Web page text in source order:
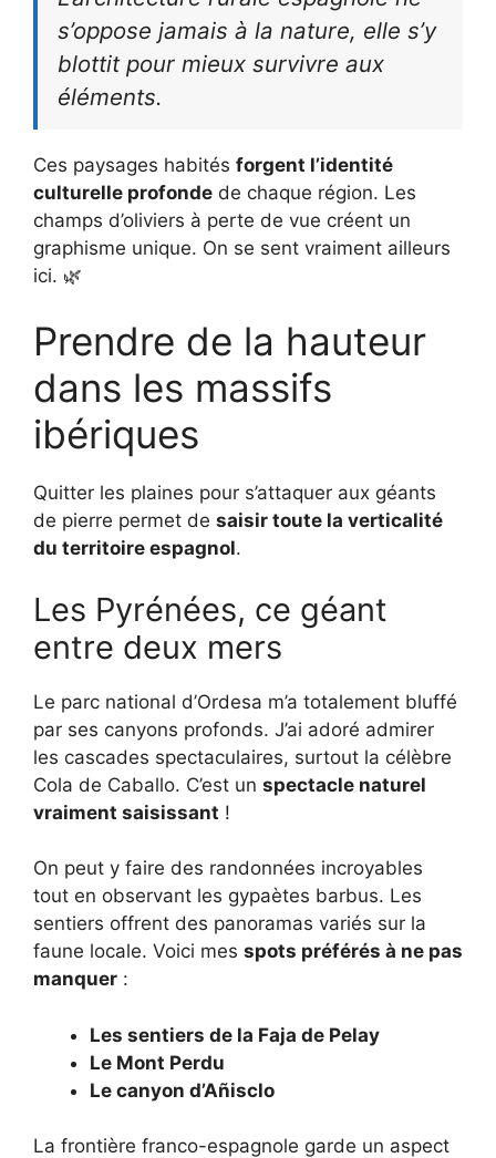
s’oppose jamais à la nature, elle s’y
blottit pour mieux survivre aux
éléments.
Ces paysages habités forgent l’identité
culturelle profonde de chaque région. Les
champs d’oliviers à perte de vue créent un
graphisme unique. On se sent vraiment ailleurs
ici. 🌿
Prendre de la hauteur
dans les massifs
ibériques
Quitter les plaines pour s’attaquer aux géants
de pierre permet de saisir toute la verticalité
du territoire espagnol.
Les Pyrénées, ce géant
entre deux mers
Le parc national d’Ordesa m’a totalement bluffé
par ses canyons profonds. J’ai adoré admirer
les cascades spectaculaires, surtout la célèbre
Cola de Caballo. C’est un spectacle naturel
vraiment saisissant !
On peut y faire des randonnées incroyables
tout en observant les gypaètes barbus. Les
sentiers offrent des panoramas variés sur la
faune locale. Voici mes spots préférés à ne pas
manquer :
Les sentiers de la Faja de Pelay
Le Mont Perdu
Le canyon d’Añisclo
La frontière franco-espagnole garde un aspect